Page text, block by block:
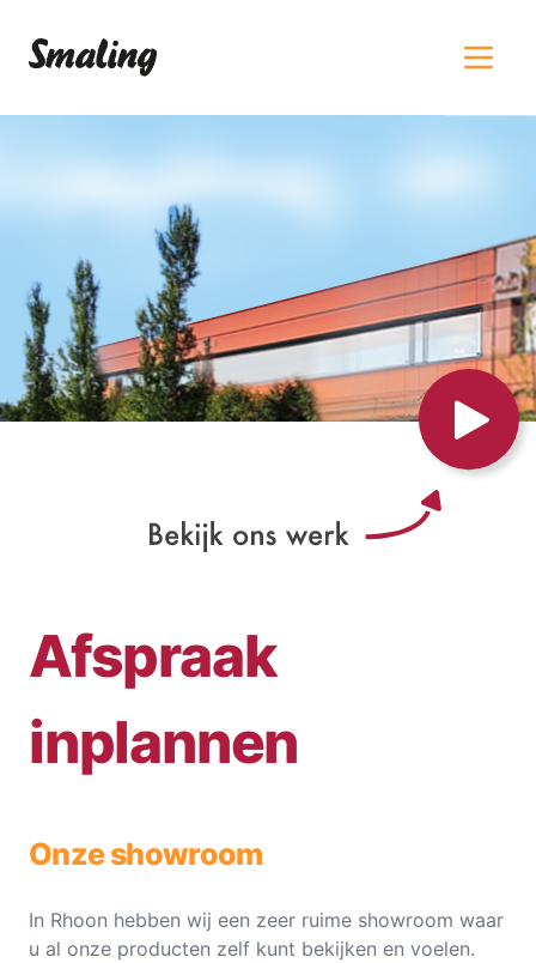
Afspraak
inplannen
Onze showroom
In Rhoon hebben wij een zeer ruime showroom waar
u al onze producten zelf kunt bekijken en voelen.